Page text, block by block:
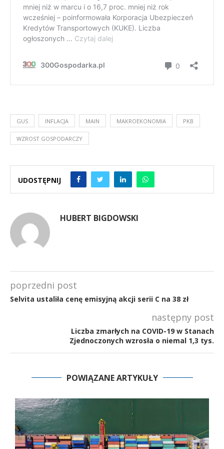
GUS INFLACJA MAIN MAKROEKONOMIA PKB
WZROST GOSPODARCZY
UDOSTĘPNIJ
HUBERT BIGDOWSKI
poprzedni post
Selvita ustaliła cenę emisyjną akcji serii C na 38 zł
następny post
Liczba zmarłych na COVID-19 w Stanach
Zjednoczonych wzrosła o niemal 1,3 tys.
POWIĄZANE ARTYKUŁY